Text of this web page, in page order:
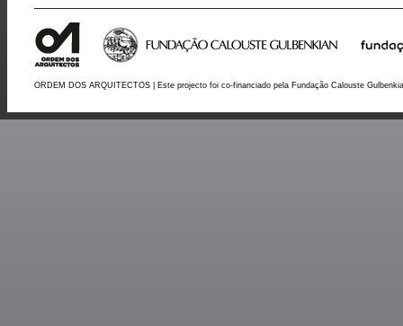
ORDEM DOS ARQUITECTOS | Este projecto foi co-financiado pela Fundação Calouste